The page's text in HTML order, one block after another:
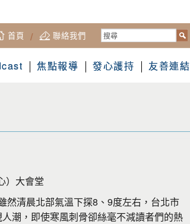
首頁 / 聯絡我們
搜
尋...
焦點報導 發心護持 友善連結
）大會堂
然清晨北部氣溫下探8、9度左右，台北市
潮，即使寒風刺骨卻絲毫不減讀者們的熱